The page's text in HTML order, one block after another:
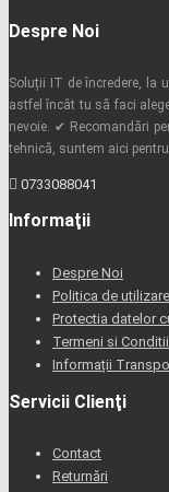
Despre Noi
Soluții IT de încredere, la
astfel încât tu să faci
nevoie. ✔ Recomandări
tehnică, suntem aici
0733088041
Informaţii
Despre Noi
Politica de
Protectia datelor
Termeni si Conditii
Informații
Servicii Clienţi
Contact
Returnări